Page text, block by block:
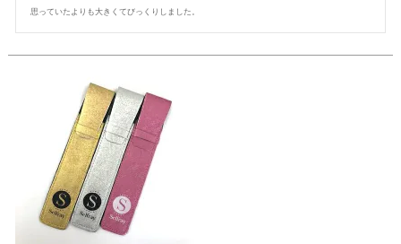
思っていたよりも大きくてびっくりしました。